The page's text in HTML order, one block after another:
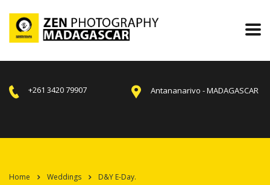
+261 3420 79907 Antananarivo - MADAGASCAR
Home Weddings D&Y E-Day.